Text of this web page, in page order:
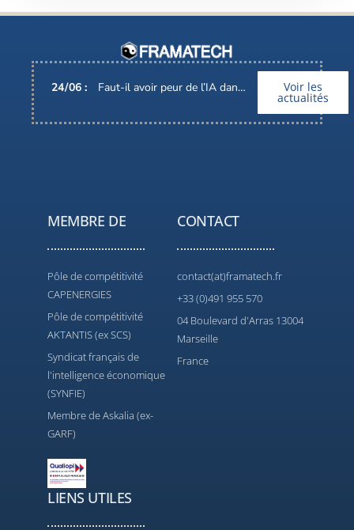
24/06 : Faut-il avoir peur de l’IA dans nos métiers ? Voir les
actualités
MEMBRE DE
Pôle de compétitivité
CAPENERGIES
Pôle de compétitivité
AKTANTIS (ex SCS)
Syndicat français de
l'intelligence économique
(SYNFIE)
Membre de Askalia (ex-
GARF)
CONTACT
contact(at)framatech.fr
+33 (0)491 955 570
04 Boulevard d'Arras 13004
Marseille
France
LIENS UTILES